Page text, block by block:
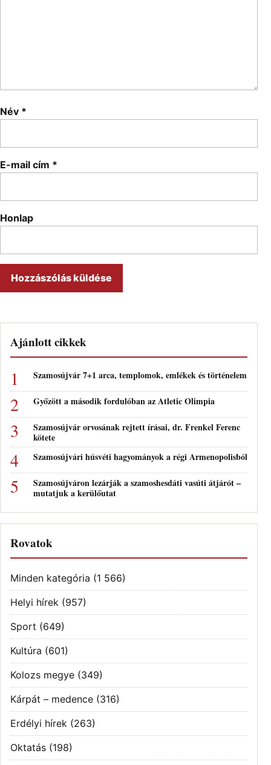
Név *
E-mail cím *
Honlap
Ajánlott cikkek
Szamosújvár 7+1 arca, templomok, emlékek és történelem
Győzött a második fordulóban az Atletic Olimpia
Szamosújvár orvosának rejtett írásai, dr. Frenkel Ferenc
kötete
Szamosújvári húsvéti hagyományok a régi Armenopolisból
Szamosújváron lezárják a szamoshesdáti vasúti átjárót –
mutatjuk a kerülőutat
Rovatok
Minden kategória (1 566)
Helyi hírek (957)
Sport (649)
Kultúra (601)
Kolozs megye (349)
Kárpát – medence (316)
Erdélyi hírek (263)
Oktatás (198)